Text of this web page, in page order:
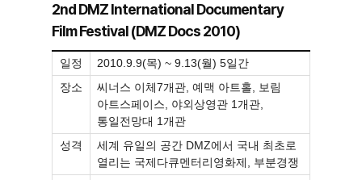
2nd DMZ International Documentary
Film Festival (DMZ Docs 2010)
일정
2010.9.9(목) ~ 9.13(월) 5일간
장소
씨너스 이체7개관, 예맥 아트홀, 보림
아트스페이스, 야외상영관 1개관,
통일전망대 1개관
성격
세계 유일의 공간 DMZ에서 국내 최초로
열리는 국제다큐멘터리영화제, 부분경쟁